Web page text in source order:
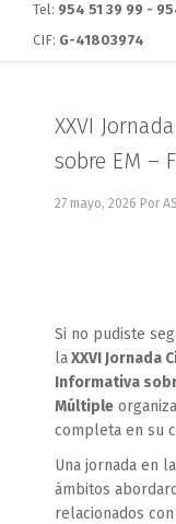
Tel: 954 51 39 99 -
CIF: G-41803974
XXVI
sobre EM –
27 mayo, 2026 Por
Si no pudiste
laXXVI Jornada
Informativa
Múltiple
completa en su
Una jornada en
ámbitos
relacionados